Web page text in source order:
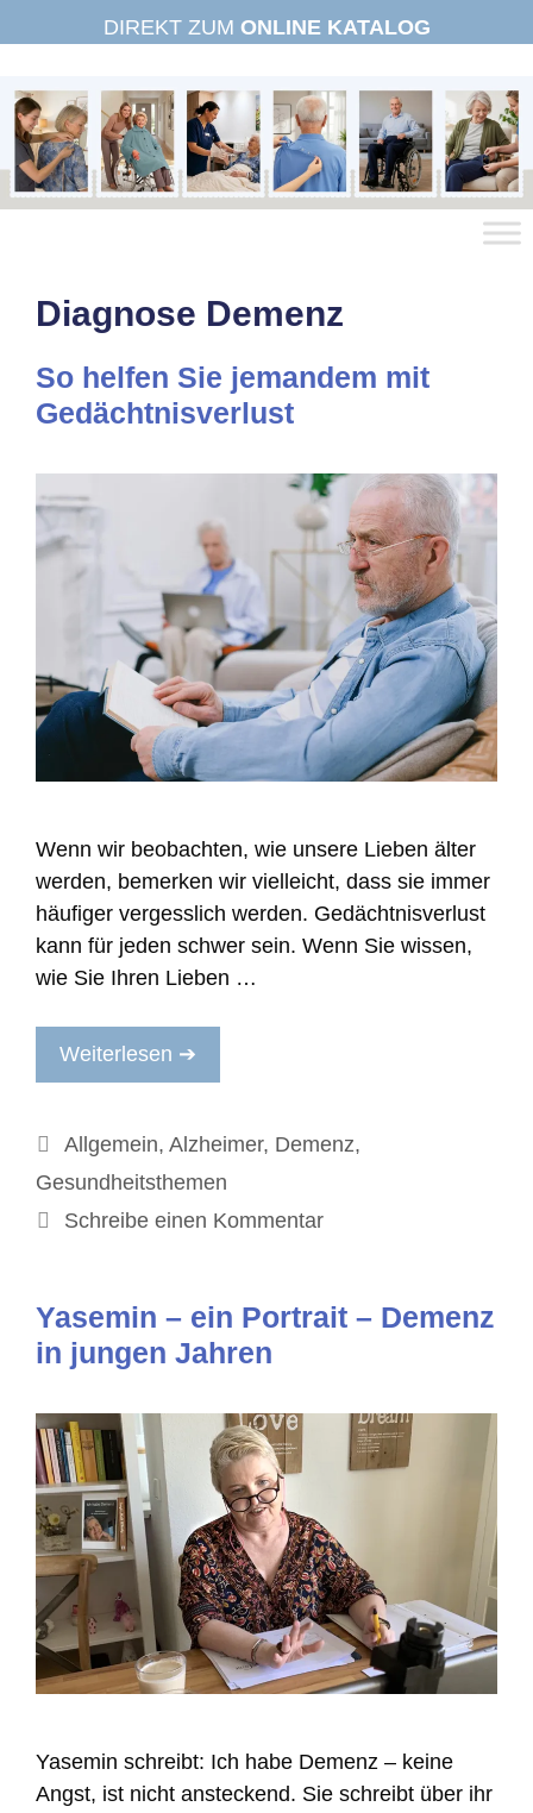
Inhalt
DIREKT ZUM ONLINE KATALOG
Diagnose Demenz
So helfen Sie jemandem mit
Gedächtnisverlust
Wenn wir beobachten, wie unsere Lieben älter
werden, bemerken wir vielleicht, dass sie immer
häufiger vergesslich werden. Gedächtnisverlust
kann für jeden schwer sein. Wenn Sie wissen,
wie Sie Ihren Lieben …
Weiterlesen ➔
Kategorien
Allgemein, Alzheimer, Demenz,
Gesundheitsthemen
Schreibe einen Kommentar
Yasemin – ein Portrait – Demenz
in jungen Jahren
Yasemin schreibt: Ich habe Demenz – keine
Angst, ist nicht ansteckend. Sie schreibt über ihr